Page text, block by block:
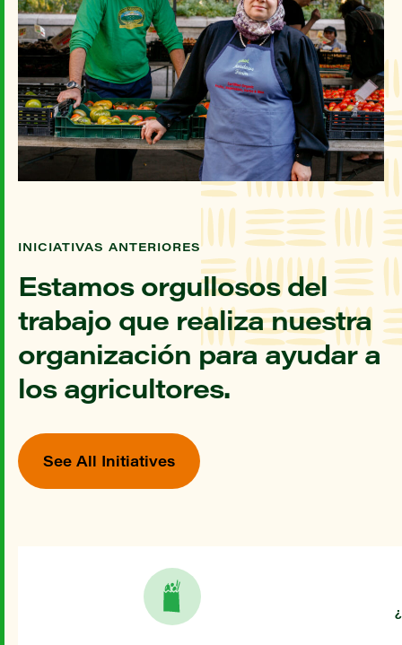
INICIATIVAS ANTERIORES
Estamos orgullosos del
trabajo que realiza nuestra
organización para ayudar a
los agricultores.
See All Initiatives